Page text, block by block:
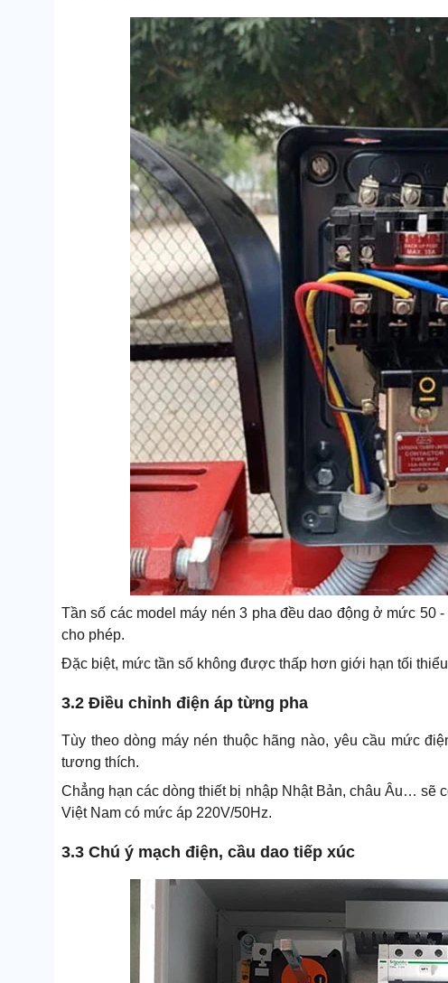
Tần số các model máy nén 3 pha đều dao động ở mức 50
cho phép.
Đặc biệt, mức tần số không được thấp hơn giới hạn tối
3.2 Điều chỉnh điện áp từng pha
Tùy theo dòng máy nén thuộc hãng nào, yêu cầu mức
tương thích.
Chẳng hạn các dòng thiết bị nhập Nhật Bản, châu Âu… sẽ
Việt Nam có mức áp 220V/50Hz.
3.3 Chú ý mạch điện, cầu dao tiếp xúc